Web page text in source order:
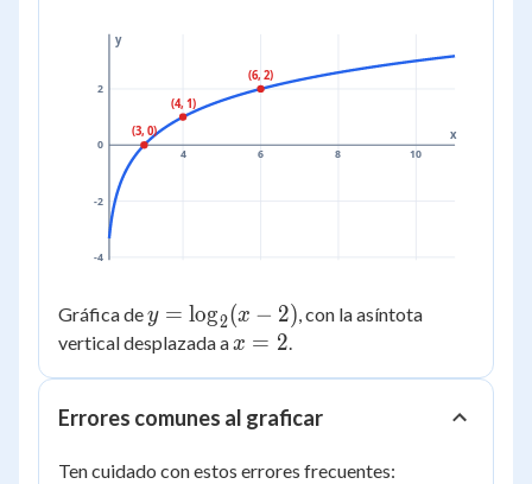
4 6 8 10
-4
-2
0
2
x
y
(3, 0)
(4, 1)
(6, 2)
Gráfica dey =
\log_2(x
y = log2(x − 2), con la asíntota
vertical desplazada ax
x = 2.
Errores comunes al graficar
Ten cuidado con estos errores frecuentes: